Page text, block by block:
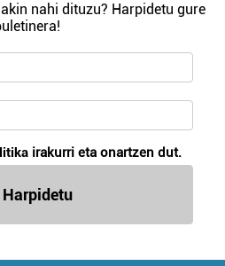
nahi dituzu? Harpidetu gure
irakurri eta onartzen dut.
Harpidetu